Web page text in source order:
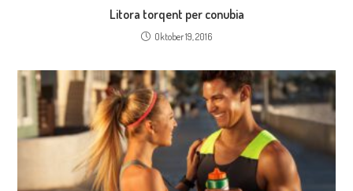
Litora torqent per conubia
Oktober 19, 2016